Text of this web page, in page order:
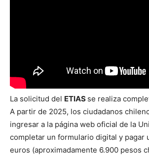
La solicitud del ETIAS se realiza
A partir de 2025, los ciudadanos
ingresar a la página web oficial de la
completar un formulario digital y pagar
euros (aproximadamente 6.900 pesos